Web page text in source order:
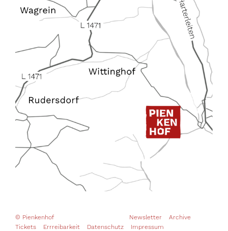
© Pienkenhof Newsletter
Archive
Tickets
Errreibarkeit Datenschutz Impressum